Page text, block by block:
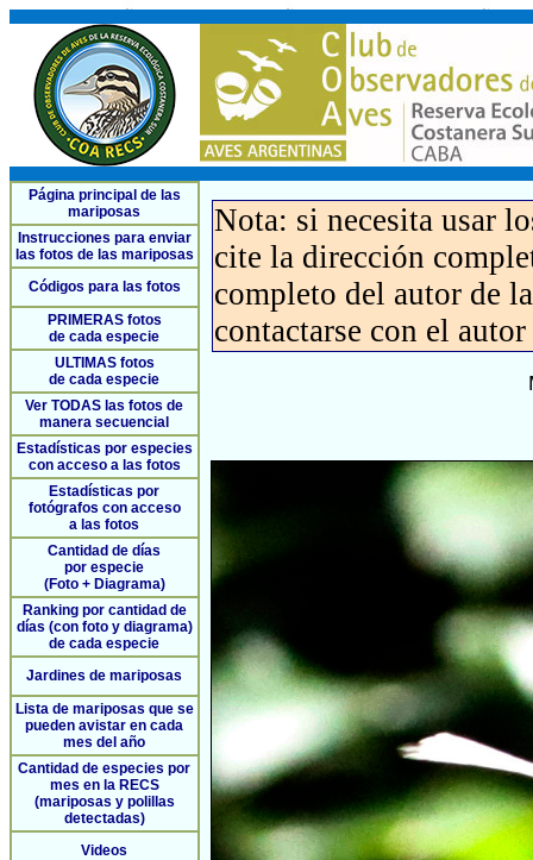
Página principal de las
mariposas
Instrucciones para enviar
las fotos de las mariposas
Códigos para las fotos
PRIMERAS fotos
de cada especie
ULTIMAS fotos
de cada especie
Ver TODAS las fotos de
manera secuencial
Estadísticas por especies
con acceso a las fotos
Estadísticas por
fotógrafos con acceso
a las fotos
Cantidad de días
por especie
(Foto + Diagrama)
Ranking por cantidad de
días (con foto y diagrama)
de cada especie
Jardines de mariposas
Lista de mariposas que se
pueden avistar en cada
mes del año
Cantidad de especies por
mes en la RECS
(mariposas y polillas
detectadas)
Videos
Nota: si necesita usar
cite la dirección
completo del autor de
contactarse con el